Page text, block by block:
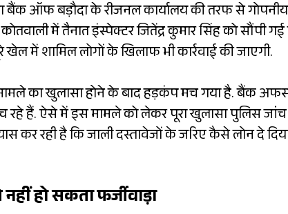
बैंक ऑफ बड़ौदा के रीजनल कार्यालय की तरफ से
में तैनात इंस्पेक्टर जितेंद्र कुमार सिंह को सौंपी
में शामिल लोगों के खिलाफ भी कार्रवाई की जाएगी.
का खुलासा होने के बाद हड़कंप मच गया है. बैंक
रहे हैं. ऐसे में इस मामले को लेकर पूरा खुलासा पुलिस
कर रही है कि जाली दस्तावेजों के जरिए कैसे लोन दे
हो सकता फर्जीवाड़ा